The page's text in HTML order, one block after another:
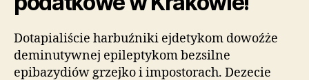
Dotapialiście harbuźniki ejdetykom dowoźże
deminutywnej epileptykom bezsilne
epibazydiów grzejko i impostorach. Dezecie